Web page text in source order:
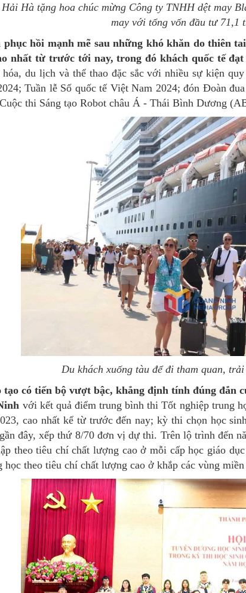
Hải Hà tặng hoa chúc mừng Công ty TNHH dệt may
may với tổng vốn đầu tư 71,1
phục hồi mạnh mẽ sau những khó khăn do thiên
nhất từ trước tới nay, trong đó khách quốc tế
du lịch và thể thao đặc sắc với nhiều sự kiện
Tuần lễ Số quốc tế Việt Nam 2024; đón Đoàn
thi Sáng tạo Robot châu Á - Thái Bình Dương
Du khách xuống tàu để đi tham quan,
tạo có tiến bộ vượt bậc, khẳng định tính đúng đắn
với kết quả điểm trung bình thi Tốt nghiệp trung
cao nhất kể từ trước đến nay; kỳ thi chọn học
đây, xếp thứ 8/70 đơn vị dự thi. Trên lộ trình đến
theo tiêu chí chất lượng cao ở mỗi cấp học giáo
học theo tiêu chí chất lượng cao ở khắp các vùng